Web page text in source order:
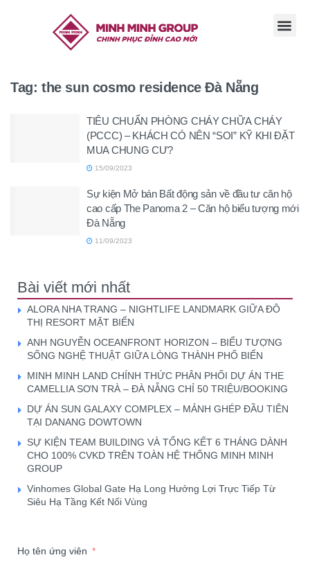
Tag: the sun cosmo residence Đà Nẵng
TIÊU CHUẨN PHÒNG CHÁY CHỮA CHÁY
(PCCC) – KHÁCH CÓ NÊN “SOI” KỸ KHI ĐẶT
MUA CHUNG CƯ?
15/09/2023
Sự kiện Mở bán Bất động sản về đầu tư căn hộ
cao cấp The Panoma 2 – Căn hộ biểu tượng mới
Đà Nẵng
11/09/2023
Bài viết mới nhất
ALORA NHA TRANG – NIGHTLIFE LANDMARK GIỮA ĐÔ
THỊ RESORT MẶT BIỂN
ANH NGUYỄN OCEANFRONT HORIZON – BIỂU TƯỢNG
SỐNG NGHỆ THUẬT GIỮA LÒNG THÀNH PHỐ BIỂN
MINH MINH LAND CHÍNH THỨC PHÂN PHỐI DỰ ÁN THE
CAMELLIA SƠN TRÀ – ĐÀ NẴNG CHỈ 50 TRIỆU/BOOKING
DỰ ÁN SUN GALAXY COMPLEX – MẢNH GHÉP ĐẦU TIÊN
TẠI DANANG DOWTOWN
SỰ KIỆN TEAM BUILDING VÀ TỔNG KẾT 6 THÁNG DÀNH
CHO 100% CVKD TRÊN TOÀN HỆ THỐNG MINH MINH
GROUP
Vinhomes Global Gate Hạ Long Hưởng Lợi Trực Tiếp Từ
Siêu Hạ Tầng Kết Nối Vùng
Họ tên ứng viên